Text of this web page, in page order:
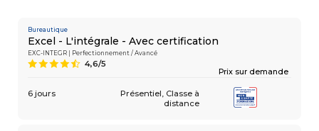
COMPÉTENCES
Gestion
de projets
Bureautique
Excel - L'intégrale - Avec certification
EXC-INTEGR | Perfectionnement / Avancé
Prix sur demande
9 4,6/5
6 jours Présentiel Classe à
distance